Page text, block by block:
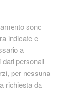
sono
indicate e
a
personali
per nessuna
richiesta da